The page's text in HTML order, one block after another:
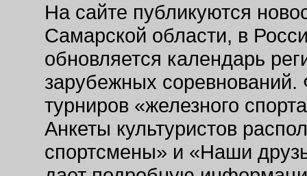
На сайте публикуются
Самарской области, в
обновляется календарь
зарубежных соревнований.
турниров «железного
Анкеты культуристов
спортсмены» и «Наши